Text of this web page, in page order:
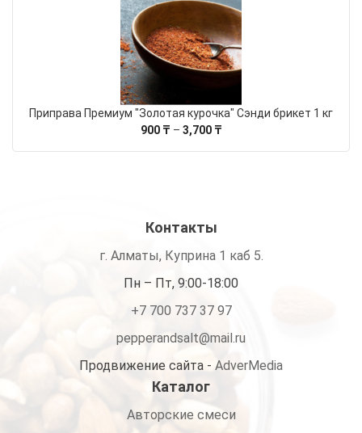
1,250 ₸
–
6,290 ₸
Приправа Премиум "Золотая курочка" Сэнди брикет 1 кг
900 ₸ – 3,700 ₸Диапазон
Контакты
г. Алматы, Куприна 1 каб 5.
Пн – Пт, 9:00-18:00
+7 700 737 37 97
pepperandsalt@mail.ru
Продвижение сайта - AdverMedia
Каталог
Авторские смеси